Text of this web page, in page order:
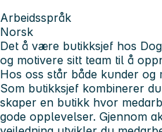
Arbeidsspråk
Norsk
Det å være butikksjef hos
og motivere sitt team til å
Hos oss står både kunder og
Som butikksjef kombinerer
skaper en butikk hvor
gode opplevelser. Gjennom